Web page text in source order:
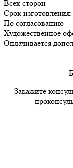
Всех сторон
Срок изготовления:
По согласованию
Художественное
Оплачивается
Закажите